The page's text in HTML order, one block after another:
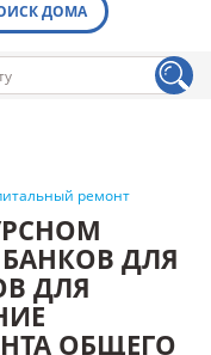
ДОМА
ремонт
ДЛЯ
ДЛЯ
ОБЩЕГО